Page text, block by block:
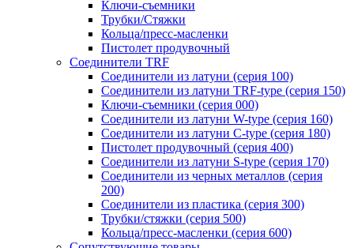
Ключи-cъемники
Трубки/Стяжки
Кольца/пресс-масленки
Пистолет продувочный
Соединители TRF
Соединители из латуни (серия 100)
Соединители из латуни TRF-type (серия 150)
Ключи-съемники (серия 000)
Соединители из латуни W-type (серия 160)
Соединители из латуни С-type (серия 180)
Пистолет продувочный (серия 400)
Соединители из латуни S-type (серия 170)
Соединители из черных металлов (серия
200)
Соединители из пластика (серия 300)
Трубки/стяжки (серия 500)
Кольца/пресс-масленки (серия 600)